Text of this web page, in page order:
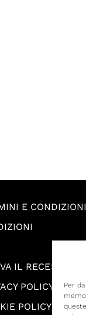
Per
E
IL RECESSO
POLICY
POLICY